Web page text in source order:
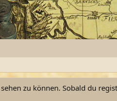
zu können. Sobald du